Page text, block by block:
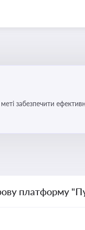
забезпечити
платформу